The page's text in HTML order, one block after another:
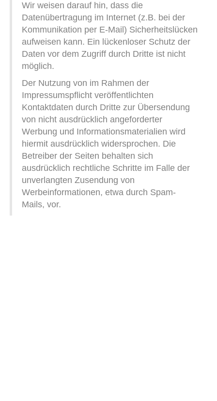
Wir weisen darauf hin, dass die
Datenübertragung im Internet (z.B. bei der
Kommunikation per E-Mail) Sicherheitslücken
aufweisen kann. Ein lückenloser Schutz der
Daten vor dem Zugriff durch Dritte ist nicht
möglich.
Der Nutzung von im Rahmen der
Impressumspflicht veröffentlichten
Kontaktdaten durch Dritte zur Übersendung
von nicht ausdrücklich angeforderter
Werbung und Informationsmaterialien wird
hiermit ausdrücklich widersprochen. Die
Betreiber der Seiten behalten sich
ausdrücklich rechtliche Schritte im Falle der
unverlangten Zusendung von
Werbeinformationen, etwa durch Spam-
Mails, vor.